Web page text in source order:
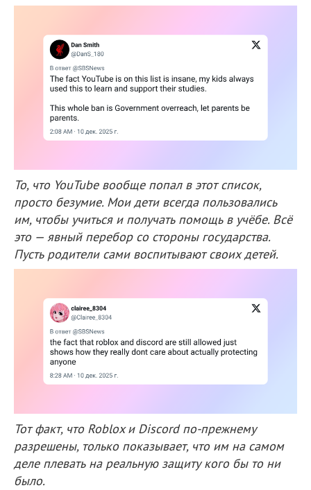
То, что YouTube вообще попал в этот список,
просто безумие. Мои дети всегда пользовались
им, чтобы учиться и получать помощь в учёбе. Всё
это — явный перебор со стороны государства.
Пусть родители сами воспитывают своих детей.
Тот факт, что Roblox и Discord по-прежнему
разрешены, только показывает, что им на самом
деле плевать на реальную защиту кого бы то ни
было.